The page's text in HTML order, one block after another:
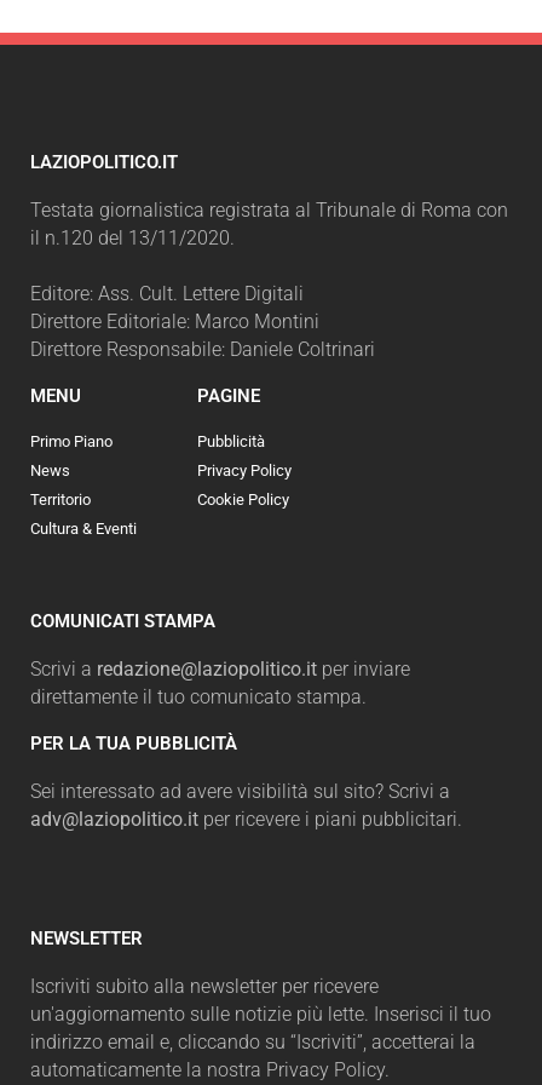
LAZIOPOLITICO.IT
Testata giornalistica registrata al Tribunale di Roma con
il n.120 del 13/11/2020.
Editore: Ass. Cult. Lettere Digitali
Direttore Editoriale: Marco Montini
Direttore Responsabile: Daniele Coltrinari
MENU
Primo Piano
News
Territorio
Cultura & Eventi
PAGINE
Pubblicità
Privacy Policy
Cookie Policy
COMUNICATI STAMPA
Scrivi a redazione@laziopolitico.it per inviare
direttamente il tuo comunicato stampa.
PER LA TUA PUBBLICITÀ
Sei interessato ad avere visibilità sul sito? Scrivi a
adv@laziopolitico.it per ricevere i piani pubblicitari.
NEWSLETTER
Iscriviti subito alla newsletter per ricevere
un'aggiornamento sulle notizie più lette. Inserisci il tuo
indirizzo email e, cliccando su “Iscriviti”, accetterai la
automaticamente la nostra Privacy Policy.